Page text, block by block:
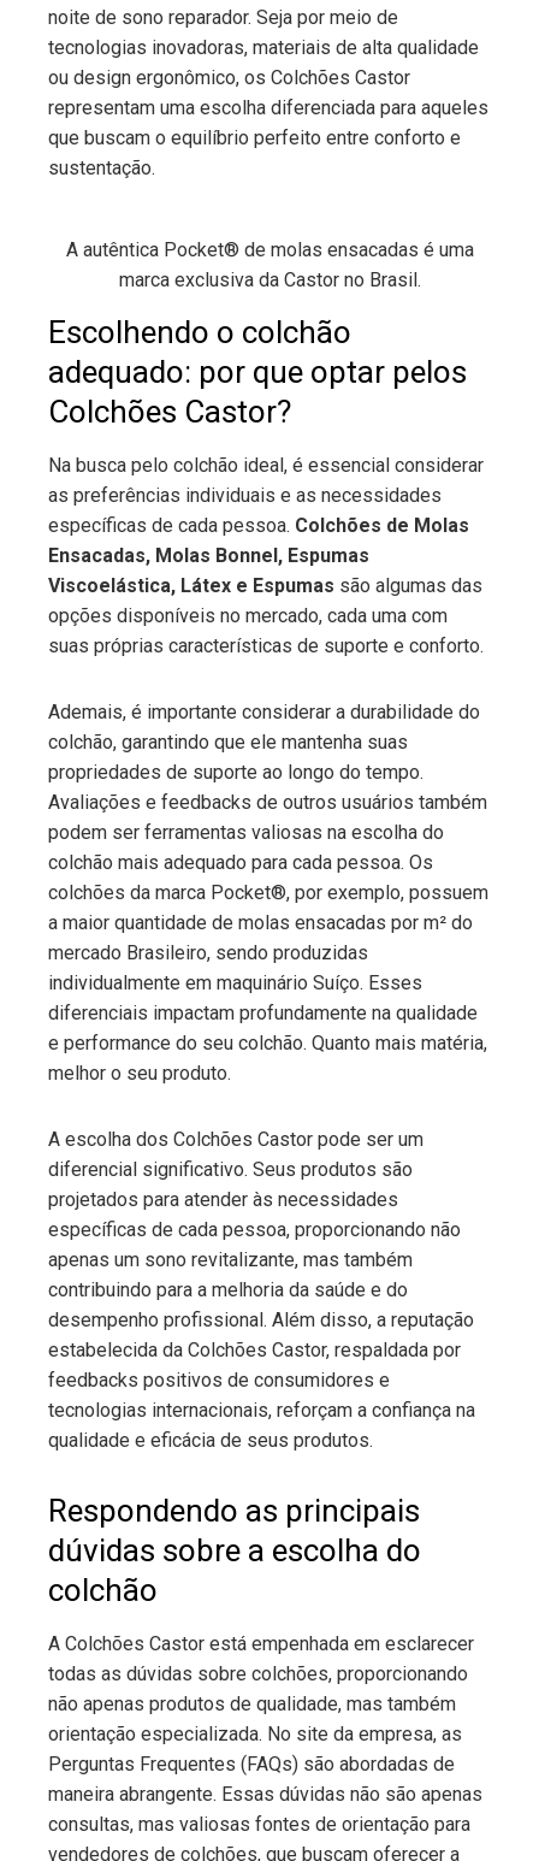
noite de sono reparador. Seja por meio de
tecnologias inovadoras, materiais de alta qualidade
ou design ergonômico, os Colchões Castor
representam uma escolha diferenciada para aqueles
que buscam o equilíbrio perfeito entre conforto e
sustentação.
A autêntica Pocket® de molas ensacadas é uma
marca exclusiva da Castor no Brasil.
Escolhendo o colchão
adequado: por que optar pelos
Colchões Castor?
Na busca pelo colchão ideal, é essencial considerar
as preferências individuais e as necessidades
específicas de cada pessoa. Colchões de Molas
Ensacadas, Molas Bonnel, Espumas
Viscoelástica, Látex e Espumas são algumas das
opções disponíveis no mercado, cada uma com
suas próprias características de suporte e conforto.
Ademais, é importante considerar a durabilidade do
colchão, garantindo que ele mantenha suas
propriedades de suporte ao longo do tempo.
Avaliações e feedbacks de outros usuários também
podem ser ferramentas valiosas na escolha do
colchão mais adequado para cada pessoa. Os
colchões da marca Pocket®, por exemplo, possuem
a maior quantidade de molas ensacadas por m² do
mercado Brasileiro, sendo produzidas
individualmente em maquinário Suíço. Esses
diferenciais impactam profundamente na qualidade
e performance do seu colchão. Quanto mais matéria,
melhor o seu produto.
A escolha dos Colchões Castor pode ser um
diferencial significativo. Seus produtos são
projetados para atender às necessidades
específicas de cada pessoa, proporcionando não
apenas um sono revitalizante, mas também
contribuindo para a melhoria da saúde e do
desempenho profissional. Além disso, a reputação
estabelecida da Colchões Castor, respaldada por
feedbacks positivos de consumidores e
tecnologias internacionais, reforçam a confiança na
qualidade e eficácia de seus produtos.
Respondendo as principais
dúvidas sobre a escolha do
colchão
A Colchões Castor está empenhada em esclarecer
todas as dúvidas sobre colchões, proporcionando
não apenas produtos de qualidade, mas também
orientação especializada. No site da empresa, as
Perguntas Frequentes (FAQs) são abordadas de
maneira abrangente. Essas dúvidas não são apenas
consultas, mas valiosas fontes de orientação para
vendedores de colchões, que buscam oferecer a